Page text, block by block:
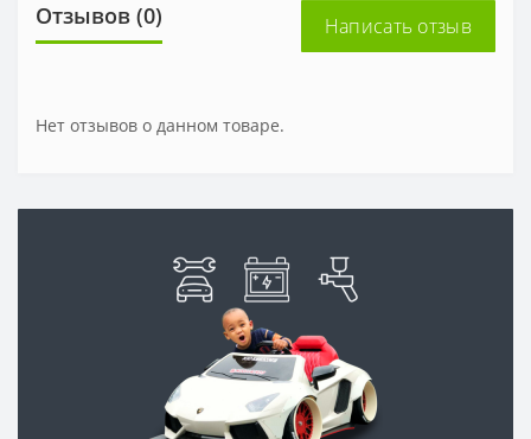
Отзывов (0) Написать отзыв
Нет отзывов о данном товаре.